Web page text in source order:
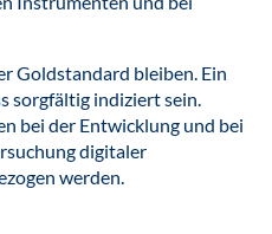
Goldstandard bleiben. Ein
sorgfältig indiziert sein.
bei der Entwicklung und bei
digitaler
werden.